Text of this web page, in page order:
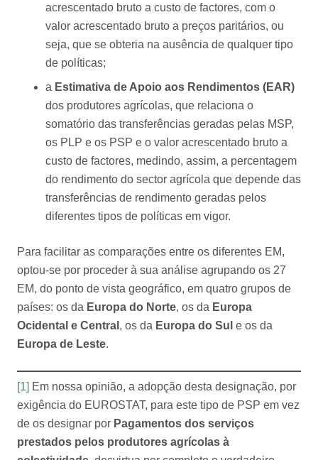
acrescentado bruto a custo de factores, com o
valor acrescentado bruto a preços paritários, ou
seja, que se obteria na ausência de qualquer tipo
de políticas;
a Estimativa de Apoio aos Rendimentos (EAR)
dos produtores agrícolas, que relaciona o
somatório das transferências geradas pelas MSP,
os PLP e os PSP e o valor acrescentado bruto a
custo de factores, medindo, assim, a percentagem
do rendimento do sector agrícola que depende das
transferências de rendimento geradas pelos
diferentes tipos de políticas em vigor.
Para facilitar as comparações entre os diferentes EM,
optou-se por proceder à sua análise agrupando os 27
EM, do ponto de vista geográfico, em quatro grupos de
países: os da Europa do Norte, os da Europa
Ocidental e Central , os da Europa do Sul e os da
Europa de Leste.
[1] Em nossa opinião, a adopção desta designação, por
exigência do EUROSTAT, para este tipo de PSP em vez
de os designar por Pagamentos dos serviços
prestados pelos produtores agrícolas à